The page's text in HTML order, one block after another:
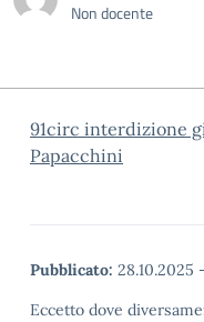
Non docente
91circ interdizione
Papacchini
Pubblicato: 28.10.2025 -
Eccetto dove